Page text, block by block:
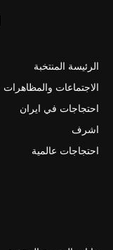
الرئيسة المنتخبة
الاجتماعات والمظاهرات
احتجاجات في ايران
اشرف
احتجاجات عالمية